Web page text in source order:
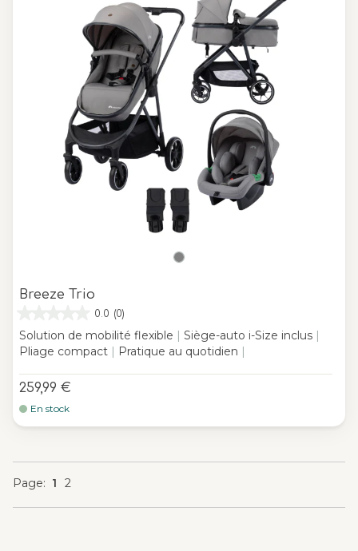
Breeze Trio
0.0 (0)
Solution de mobilité flexible | Siège-auto i-Size inclus |
Pliage compact | Pratique au quotidien |
259,99 €
En stock
Page You're currently reading page
1 Page
2